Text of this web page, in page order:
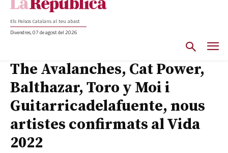
Els Països Catalans al teu abast
Divendres, 07 de agost del 2026
The Avalanches, Cat Power,
Balthazar, Toro y Moi i
Guitarricadelafuente, nous
artistes confirmats al Vida
2022